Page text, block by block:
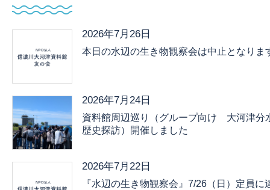
2026年7月26日
本日の水辺の生き物観察会は中止となりま
2026年7月24日
資料館周辺巡り（グループ向け 大河津分
歴史探訪）開催しました
2026年7月22日
『水辺の生き物観察会』7/26（日）定員に